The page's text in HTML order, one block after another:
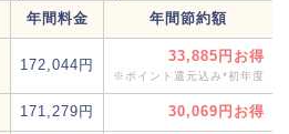
年間料金
年間節約額
172,044円
33,885円
※ポイント還元込み*初年度
171,279円 30,069円